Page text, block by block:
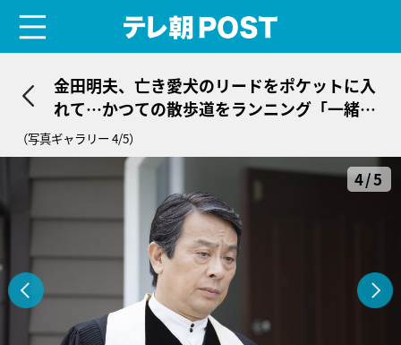
金田明夫、亡き愛犬のリードをポケットに入
れて…かつての散歩道をランニング「一緒に
俺はいるよ」
（写真ギャラリー 4/5）
4/5